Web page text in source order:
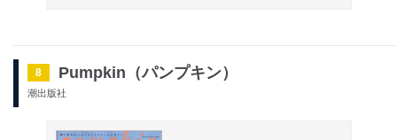
8 Pumpkin（パンプキン）
潮出版社